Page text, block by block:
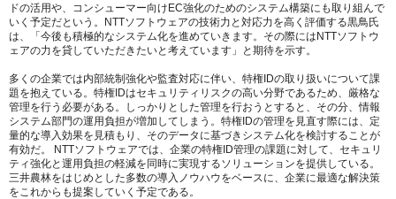
ドの活用や、コンシューマー向けEC強化のためのシステム構築にも取り組んで
いく予定だという。NTTソフトウェアの技術力と対応力を高く評価する黒鳥氏
は、「今後も積極的なシステム化を進めていきます。その際にはNTTソフトウ
ェアの力を貸していただきたいと考えています」と期待を示す。
多くの企業では内部統制強化や監査対応に伴い、特権IDの取り扱いについて課
題を抱えている。特権IDはセキュリティリスクの高い分野であるため、厳格な
管理を行う必要がある。しっかりとした管理を行おうとすると、その分、情報
システム部門の運用負担が増加してしまう。特権IDの管理を見直す際には、定
量的な導入効果を見積もり、そのデータに基づきシステム化を検討することが
有効だ。 NTTソフトウェアでは、企業の特権ID管理の課題に対して、セキュリ
ティ強化と運用負担の軽減を同時に実現するソリューションを提供している。
三井農林をはじめとした多数の導入ノウハウをベースに、企業に最適な解決策
をこれからも提案していく予定である。